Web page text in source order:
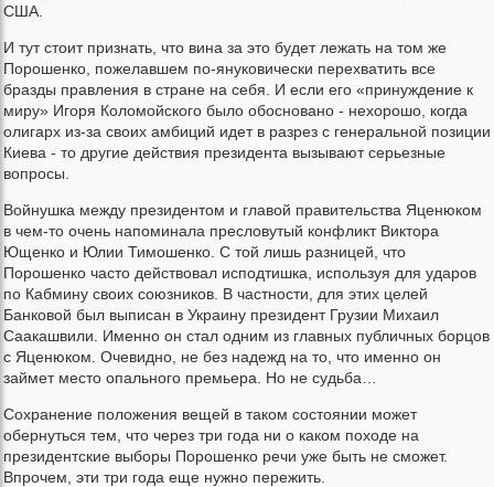
США.
И тут стоит признать, что вина за это будет лежать на том же
Порошенко, пожелавшем по-януковически перехватить все
бразды правления в стране на себя. И если его «принуждение к
миру» Игоря Коломойского было обосновано - нехорошо, когда
олигарх из-за своих амбиций идет в разрез с генеральной позиции
Киева - то другие действия президента вызывают серьезные
вопросы.
Войнушка между президентом и главой правительства Яценюком
в чем-то очень напоминала пресловутый конфликт Виктора
Ющенко и Юлии Тимошенко. С той лишь разницей, что
Порошенко часто действовал исподтишка, используя для ударов
по Кабмину своих союзников. В частности, для этих целей
Банковой был выписан в Украину президент Грузии Михаил
Саакашвили. Именно он стал одним из главных публичных борцов
с Яценюком. Очевидно, не без надежд на то, что именно он
займет место опального премьера. Но не судьба…
Сохранение положения вещей в таком состоянии может
обернуться тем, что через три года ни о каком походе на
президентские выборы Порошенко речи уже быть не сможет.
Впрочем, эти три года еще нужно пережить.